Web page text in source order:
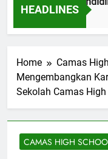
HEADLINES
Home Camas
Mengembangkan
Sekolah Camas
CAMAS HIGH